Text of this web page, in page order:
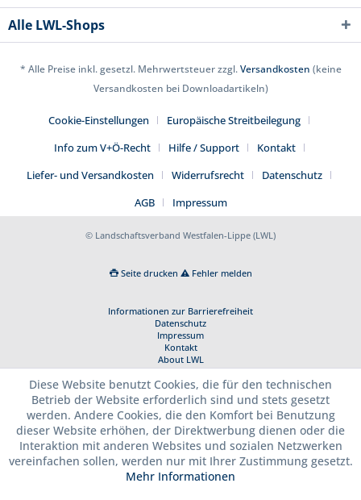
Alle LWL-Shops
* Alle Preise inkl. gesetzl. Mehrwertsteuer zzgl.Versandkosten (keine
Versandkosten bei Downloadartikeln)
Cookie-Einstellungen
Europäische Streitbeilegung
Info zum V+Ö-Recht
Hilfe / Support
Kontakt
Liefer- und Versandkosten
Widerrufsrecht
Datenschutz
AGB
Impressum
© Landschaftsverband Westfalen-Lippe (LWL)
Seite drucken Fehler melden
Informationen zur Barrierefreiheit
Datenschutz
Impressum
Kontakt
About LWL
Diese Website benutzt Cookies, die für den technischen
Betrieb der Website erforderlich sind und stets gesetzt
werden. Andere Cookies, die den Komfort bei Benutzung
dieser Website erhöhen, der Direktwerbung dienen oder die
Interaktion mit anderen Websites und sozialen Netzwerken
vereinfachen sollen, werden nur mit Ihrer Zustimmung gesetzt.
Mehr Informationen